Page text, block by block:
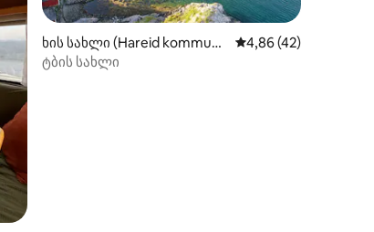
ხის სახლი (Hareid kommun
e)
საშუალო შეფასებაა
4,86 (42)
ტბის სახლი